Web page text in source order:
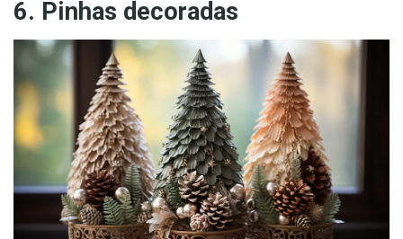
6. Pinhas decoradas